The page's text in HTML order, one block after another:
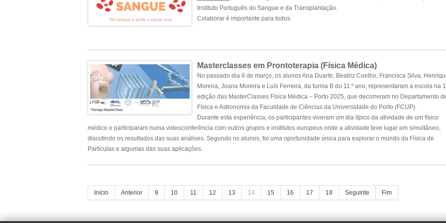
Instituto Português do Sangue e da Transplantação.
Colaborar é importante para todos.
Masterclasses em Prontoterapia (Física Médica)
No passado dia 8 de março, os alunos Ana Duarte, Beatriz Coelho, Francisca Silva,
Moreira, Joana Moreira e Luís Ferreira, da turma B do 11.º ano, representaram a escola na
edição das MasterClasses Física Médica – Porto 2025, que decorreram no Departamento
Física e Astronomia da Faculdade de Ciências da Universidade do Porto (FCUP).
Durante esta experiência, os participantes viveram um dia típico da atividade de um físico
médico e participaram numa videoconferência com outros grupos e institutos europeus onde a atividade teve lugar em simultâneo,
discutindo os resultados das suas análises. Segundo os alunos, foi uma oportunidade única para explorar o mundo da Física de
Partículas e algumas das suas aplicações..
Início Anterior 9 10 11 12 13 14 15 16 17 18 Seguinte Fim